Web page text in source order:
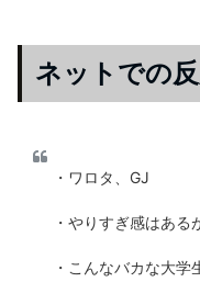
ネットでの
・ワロタ、GJ
・やりすぎ感はある
・こんなバカな大学